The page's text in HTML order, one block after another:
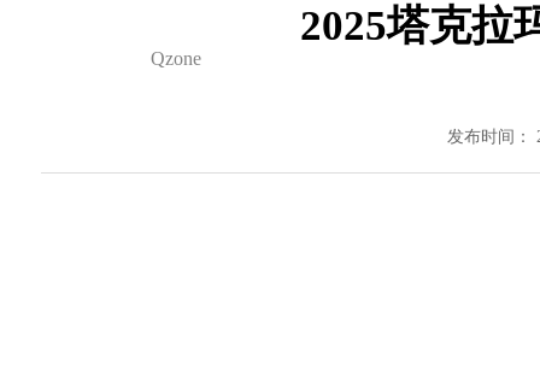
Qzone
2025塔克拉
发布时间：